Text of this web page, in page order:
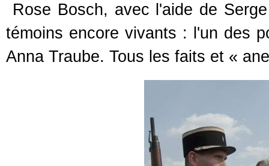
Rose Bosch, avec l'aide de
témoins encore vivants : l'un des
Anna Traube. Tous les faits et «